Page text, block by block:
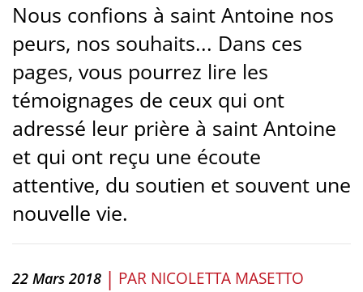
Nous confions à saint Antoine nos
peurs, nos souhaits... Dans ces
pages, vous pourrez lire les
témoignages de ceux qui ont
adressé leur prière à saint Antoine
et qui ont reçu une écoute
attentive, du soutien et souvent une
nouvelle vie.
22 Mars 2018 | PAR NICOLETTA MASETTO